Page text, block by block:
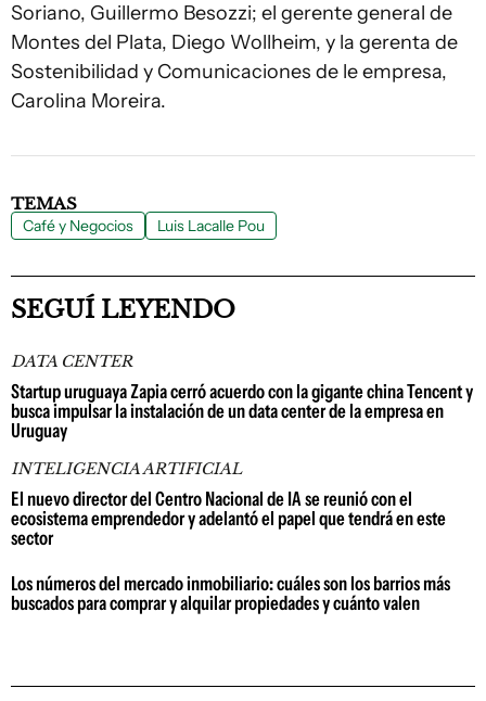
Soriano, Guillermo Besozzi; el gerente general de
Montes del Plata, Diego Wollheim, y la gerenta de
Sostenibilidad y Comunicaciones de le empresa,
Carolina Moreira.
TEMAS
Café y Negocios Luis Lacalle Pou
SEGUÍ LEYENDO
DATA CENTER
Startup uruguaya Zapia cerró acuerdo con la gigante china Tencent y
busca impulsar la instalación de un data center de la empresa en
Uruguay
INTELIGENCIA ARTIFICIAL
El nuevo director del Centro Nacional de IA se reunió con el
ecosistema emprendedor y adelantó el papel que tendrá en este
sector
Los números del mercado inmobiliario: cuáles son los barrios más
buscados para comprar y alquilar propiedades y cuánto valen